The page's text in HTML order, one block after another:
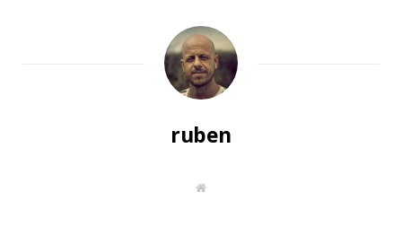
ruben
S